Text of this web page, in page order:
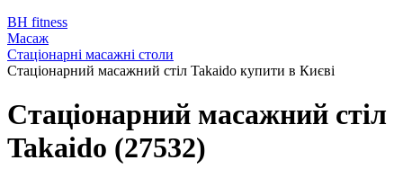
BH fitness
Масаж
Стаціонарні масажні столи
Стаціонарний масажний стіл Takaido купити в Києві
Стаціонарний масажний стіл
Takaido (27532)